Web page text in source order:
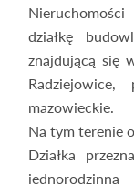
działkę
znajdującą się
mazowieckie.
Na tym terenie
Działka